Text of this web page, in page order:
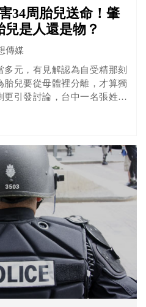
34周胎兒送命！肇
是人還是物？
傳媒
元，有見解認為自受精那刻
胎兒要從母體裡分離，才算獨
更引發討論，台中一名張姓男
夫妻，讓她腹中已經34周的
同「物品」，最後檢方僅依導
，近日地院輕判六月。在法律
」，無疑又讓這個媽媽痛失孩